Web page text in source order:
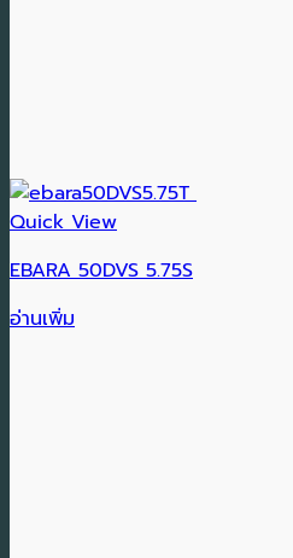
Quick View
EBARA 50DVS 5.75S
อ่านเพิ่ม